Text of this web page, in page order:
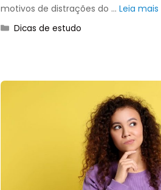
motivos de distrações do … Leia mais
Categorias
Dicas de estudo